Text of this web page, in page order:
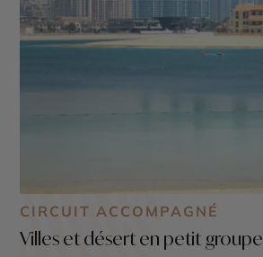
CIRCUIT ACCOMPAGNÉ
Villes et désert en petit groupe